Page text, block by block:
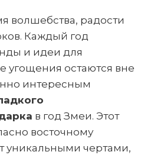
волшебства, радости
Каждый год
и идеи для
угощения остаются вне
интересным
в год Змеи. Этот
восточному
уникальными чертами,